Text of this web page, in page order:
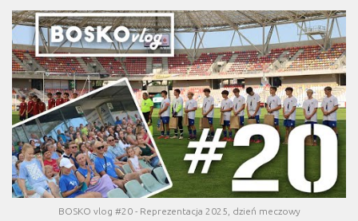
BOSKO vlog #20 - Reprezentacja 2025, dzień meczowy